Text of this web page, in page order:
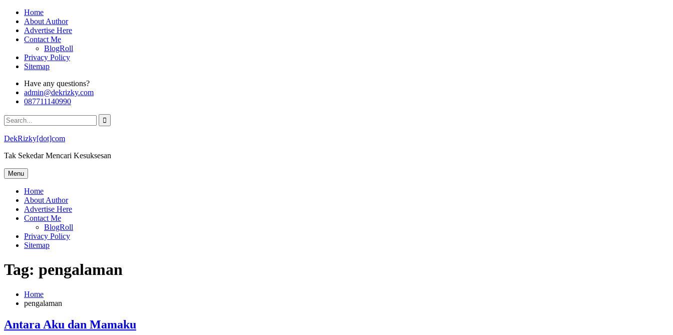
Skip
content
Home
About Author
Advertise Here
Contact Me
BlogRoll
Privacy Policy
Sitemap
Have any questions?
admin@dekrizky.com
087711140990
Search
for:
DekRizky[dot]com
Tak Sekedar Mencari Kesuksesan
Menu
Home
About Author
Advertise Here
Contact Me
BlogRoll
Privacy Policy
Sitemap
Tag: pengalaman
Home
pengalaman
Antara Aku dan Mamaku